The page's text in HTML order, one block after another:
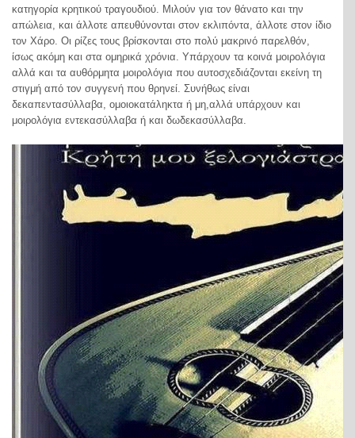
κατηγορία κρητικού τραγουδιού. Μιλούν για τον θάνατο και την
απώλεια, και άλλοτε απευθύνονται στον εκλιπόντα, άλλοτε στον ίδιο
τον Χάρο. Οι ρίζες τους βρίσκονται στο πολύ μακρινό παρελθόν,
ίσως ακόμη και στα ομηρικά χρόνια. Υπάρχουν τα κοινά μοιρολόγια
αλλά και τα αυθόρμητα μοιρολόγια που αυτοσχεδιάζονται εκείνη τη
στιγμή από τον συγγενή που θρηνεί. Συνήθως είναι
δεκαπεντασύλλαβα, ομοιοκατάληκτα ή μη,αλλά υπάρχουν και
μοιρολόγια εντεκασύλλαβα ή και δωδεκασύλλαβα.